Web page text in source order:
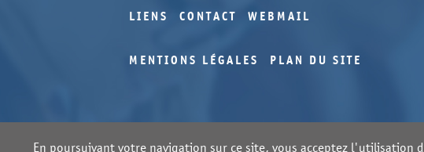
LIENS CONTACT WEBMAIL
MENTIONS LÉGALES PLAN DU SITE
En poursuivant votre navigation sur ce site, vous acceptez